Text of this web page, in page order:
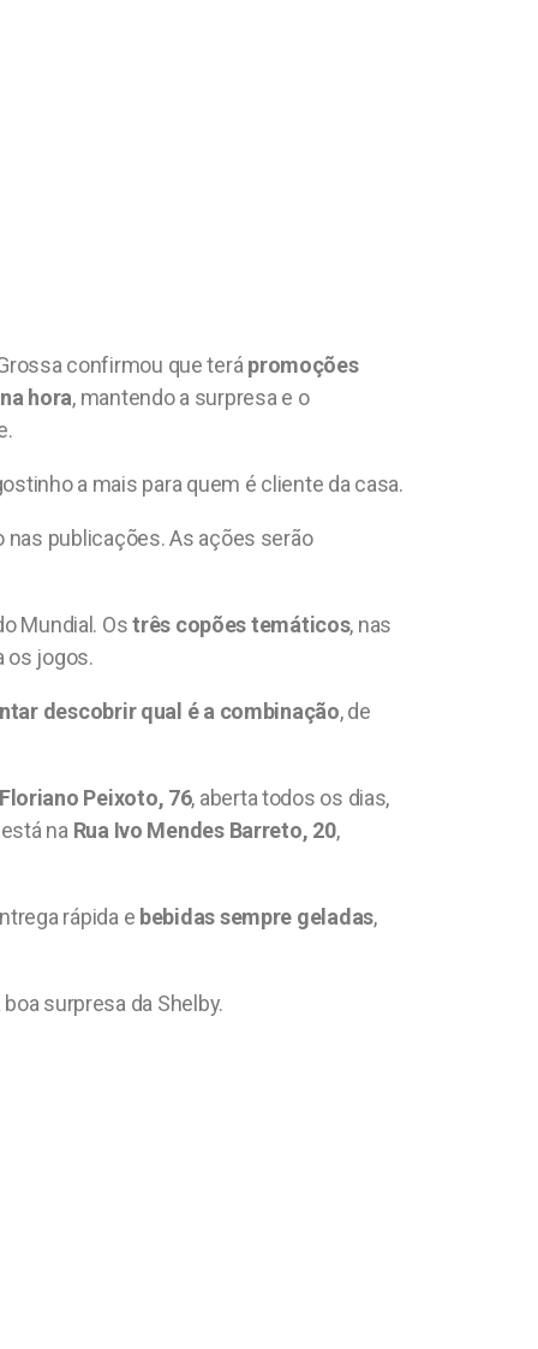
confirmou que terá promoções
hora, mantendo a surpresa e o
a mais para quem é cliente da casa.
nas publicações. As ações serão
Mundial. Ostrês copões temáticos, nas
os jogos.
descobrir qual é a combinação, de
Peixoto, 76, aberta todos os dias,
está na Rua Ivo Mendes Barreto, 20,
rápida e bebidas sempre geladas,
surpresa da Shelby.